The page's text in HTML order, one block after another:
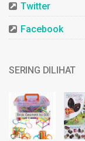
Twitter
Facebook
SERING DILIHAT